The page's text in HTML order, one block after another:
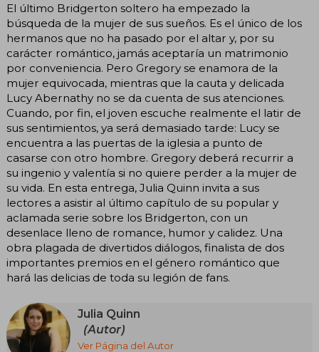
El último Bridgerton soltero ha empezado la
búsqueda de la mujer de sus sueños. Es el único de los
hermanos que no ha pasado por el altar y, por su
carácter romántico, jamás aceptaría un matrimonio
por conveniencia. Pero Gregory se enamora de la
mujer equivocada, mientras que la cauta y delicada
Lucy Abernathy no se da cuenta de sus atenciones.
Cuando, por fin, el joven escuche realmente el latir de
sus sentimientos, ya será demasiado tarde: Lucy se
encuentra a las puertas de la iglesia a punto de
casarse con otro hombre. Gregory deberá recurrir a
su ingenio y valentía si no quiere perder a la mujer de
su vida. En esta entrega, Julia Quinn invita a sus
lectores a asistir al último capítulo de su popular y
aclamada serie sobre los Bridgerton, con un
desenlace lleno de romance, humor y calidez. Una
obra plagada de divertidos diálogos, finalista de dos
importantes premios en el género romántico que
hará las delicias de toda su legión de fans.
Julia Quinn
(Autor)
Ver Página del Autor